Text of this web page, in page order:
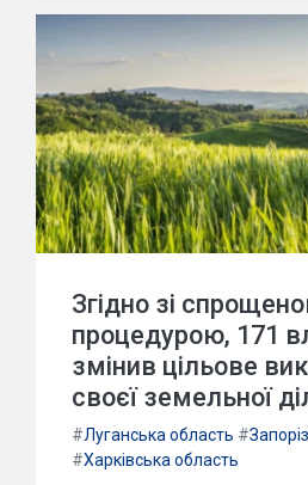
Згідно зі
процедурою, 171
змінив цільове
своєї земельної
#Луганська область #
#Харківська область